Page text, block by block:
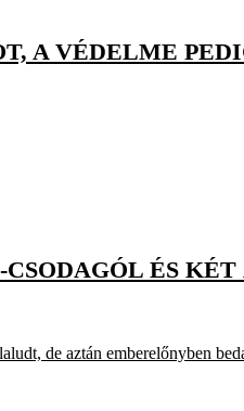
A VÉDELME
ÉS
de aztán emberelőnyben